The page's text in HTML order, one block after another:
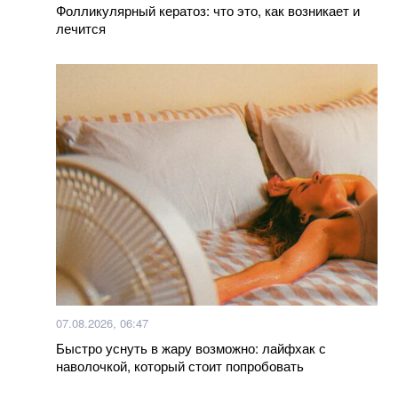
Фолликулярный кератоз: что это, как возникает и
лечится
07.08.2026, 06:47
Быстро уснуть в жару возможно: лайфхак с
наволочкой, который стоит попробовать